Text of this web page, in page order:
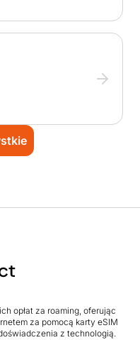
opłat za roaming, oferując
za pomocą karty eSIM
z technologią.